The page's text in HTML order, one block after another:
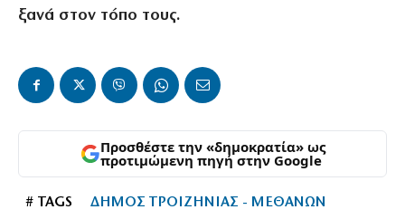
ξανά στον τόπο τους.
Προσθέστε την «δημοκρατία» ως
προτιμώμενη πηγή στην Google
# TAGS
ΔΗΜΟΣ ΤΡΟΙΖΗΝΙΑΣ - ΜΕΘΑΝΩΝ